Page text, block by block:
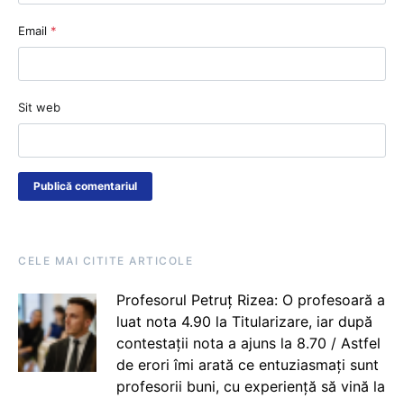
Email *
Sit web
CELE MAI CITITE ARTICOLE
Profesorul Petruț Rizea: O profesoară a
luat nota 4.90 la Titularizare, iar după
contestații nota a ajuns la 8.70 / Astfel
de erori îmi arată ce entuziasmați sunt
profesorii buni, cu experiență să vină la